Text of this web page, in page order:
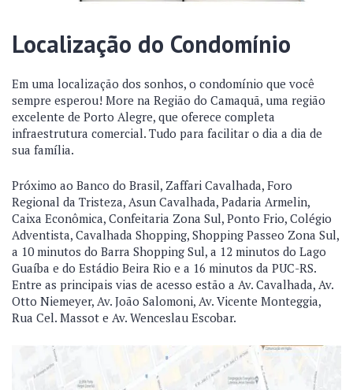
Localização do Condomínio
Em uma localização dos sonhos, o condomínio que você
sempre esperou! More na Região do Camaquã, uma região
excelente de Porto Alegre, que oferece completa
infraestrutura comercial. Tudo para facilitar o dia a dia de
sua família.
Próximo ao Banco do Brasil, Zaffari Cavalhada, Foro
Regional da Tristeza, Asun Cavalhada, Padaria Armelin,
Caixa Econômica, Confeitaria Zona Sul, Ponto Frio, Colégio
Adventista, Cavalhada Shopping, Shopping Passeo Zona Sul,
a 10 minutos do Barra Shopping Sul, a 12 minutos do Lago
Guaíba e do Estádio Beira Rio e a 16 minutos da PUC-RS.
Entre as principais vias de acesso estão a Av. Cavalhada, Av.
Otto Niemeyer, Av. João Salomoni, Av. Vicente Monteggia,
Rua Cel. Massot e Av. Wenceslau Escobar.